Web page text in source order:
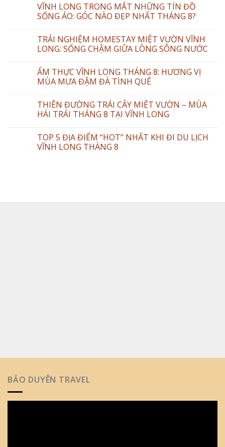
VĨNH LONG TRONG MẮT NHỮNG TÍN ĐỒ
SỐNG ẢO: GÓC NÀO ĐẸP NHẤT THÁNG 8?
TRẢI NGHIỆM HOMESTAY MIỆT VƯỜN VĨNH
LONG: SỐNG CHẬM GIỮA LÒNG SÔNG NƯỚC
ẨM THỰC VĨNH LONG THÁNG 8: HƯƠNG VỊ
MÙA MƯA ĐẬM ĐÀ TÌNH QUÊ
THIÊN ĐƯỜNG TRÁI CÂY MIỆT VƯỜN – MÙA
HÁI TRÁI THÁNG 8 TẠI VĨNH LONG
TOP 5 ĐỊA ĐIỂM “HOT” NHẤT KHI ĐI DU LỊCH
VĨNH LONG THÁNG 8
BẢO DUYÊN TRAVEL